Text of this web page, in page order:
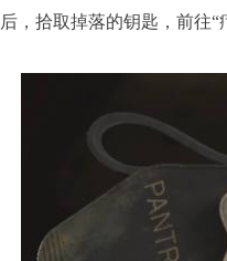
，拾取掉落的钥匙，前往“